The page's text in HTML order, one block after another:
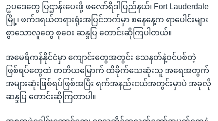
ရန်
နေရာ
သို့
ရန်
ဥပဒေတွေ ပြဌာန်းပေးဖို့ ဖလော်ရီဒါပြည်နယ်၊ Fort Lauderdale
မြို့၊ ဖက်ဒရယ်တရားရုံးအပြင်ဘက်မှာ စနေနေ့က ရာပေါင်းများ
စွာသောလူတွေ စုဝေး ဆန္ဒပြ တောင်းဆိုကြပါတယ်။
အမေရိကန်နိုင်ငံမှာ ကျောင်းတွေအတွင်း သေနတ်နဲ့ဝင်ပစ်တဲ့
ဖြစ်ရပ်တွေထဲ တတိယမြောက် ထိခိုက်သေဆုံးသူ အရေအတွက်
အများဆုံးဖြစ်ရပ်ဖြစ်အပြီး ရက်အနည်းငယ်အတွင်းမှာပဲ အခုလို
ဆန္ဒပြ တောင်းဆိုကြတာပါ။